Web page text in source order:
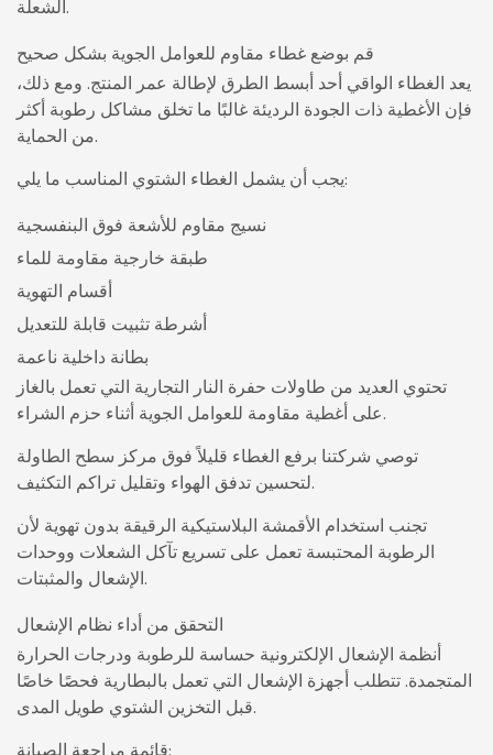
الشعلة.
قم بوضع غطاء مقاوم للعوامل الجوية بشكل صحيح
يعد الغطاء الواقي أحد أبسط الطرق لإطالة عمر المنتج. ومع ذلك،
فإن الأغطية ذات الجودة الرديئة غالبًا ما تخلق مشاكل رطوبة أكثر
من الحماية.
يجب أن يشمل الغطاء الشتوي المناسب ما يلي:
نسيج مقاوم للأشعة فوق البنفسجية
طبقة خارجية مقاومة للماء
أقسام التهوية
أشرطة تثبيت قابلة للتعديل
بطانة داخلية ناعمة
تحتوي العديد من طاولات حفرة النار التجارية التي تعمل بالغاز
على أغطية مقاومة للعوامل الجوية أثناء حزم الشراء.
توصي شركتنا برفع الغطاء قليلاً فوق مركز سطح الطاولة
لتحسين تدفق الهواء وتقليل تراكم التكثيف.
تجنب استخدام الأقمشة البلاستيكية الرقيقة بدون تهوية لأن
الرطوبة المحتبسة تعمل على تسريع تآكل الشعلات ووحدات
الإشعال والمثبتات.
التحقق من أداء نظام الإشعال
أنظمة الإشعال الإلكترونية حساسة للرطوبة ودرجات الحرارة
المتجمدة. تتطلب أجهزة الإشعال التي تعمل بالبطارية فحصًا خاصًا
قبل التخزين الشتوي طويل المدى.
قائمة مراجعة الصيانة: